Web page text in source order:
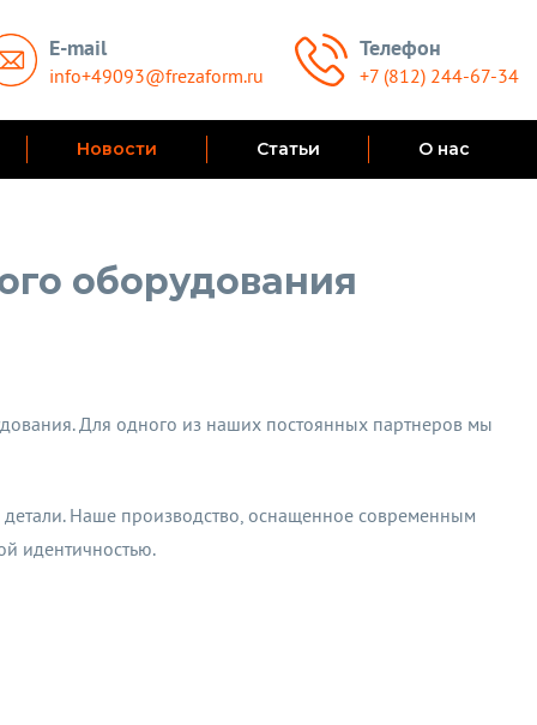
E-mail
info+49093@frezaform.ru
Телефон
+7 (812) 244-67-34
Новости Статьи О нас
оборудования
Для одного из наших постоянных партнеров мы
Наше производство, оснащенное современным
идентичностью.